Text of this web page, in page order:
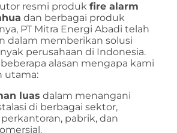
resmi produk fire alarm
dan berbagai produk
PT Mitra Energi Abadi telah
dalam memberikan solusi
perusahaan di Indonesia.
alasan mengapa kami
utama:
luas dalam menangani
di berbagai sektor,
pabrik, dan